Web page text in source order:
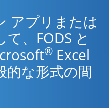
アプリまたは
、FODS と
® Excel
的な形式の間